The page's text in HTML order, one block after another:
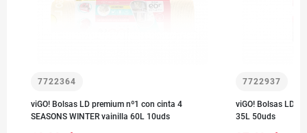
7722364
viGO! Bolsas LD premium nº1 con cinta 4
SEASONS WINTER vainilla 60L 10uds
7722937
viGO! Bolsas LD
35L 50uds